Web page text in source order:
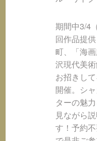
期間中3/4
回作品提
町、「海
沢現代美
お招きし
開催。シ
ターの魅
見ながら
す！予約